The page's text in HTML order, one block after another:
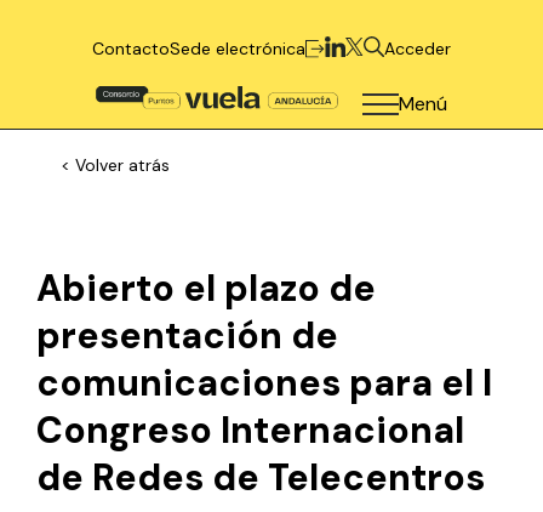
ContactoSede electrónica Acceder
Menú
< Volver atrás
Abierto el plazo de
presentación de
comunicaciones para el I
Congreso Internacional
de Redes de Telecentros